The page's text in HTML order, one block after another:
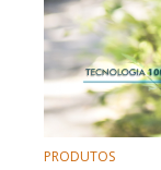
PRODUTOS